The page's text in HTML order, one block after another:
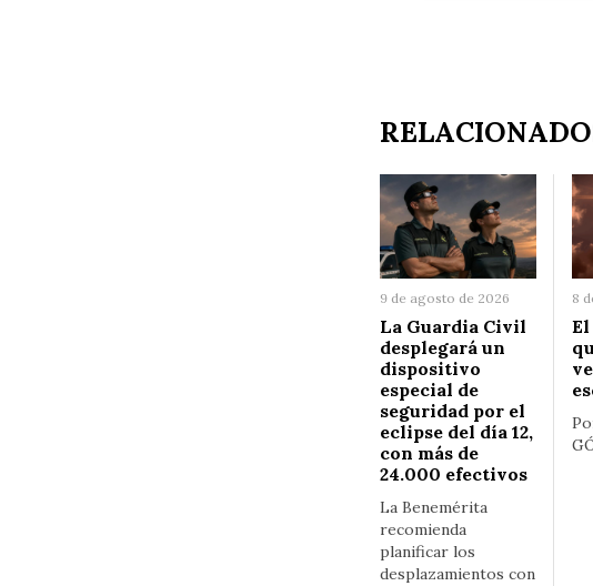
9 de agosto de 2026
La Guardia Civil
desplegará un
dispositivo
especial de
seguridad por el
eclipse del día 12,
con más de
24.000 efectivos
La Benemérita
recomienda
planificar los
desplazamientos con
8